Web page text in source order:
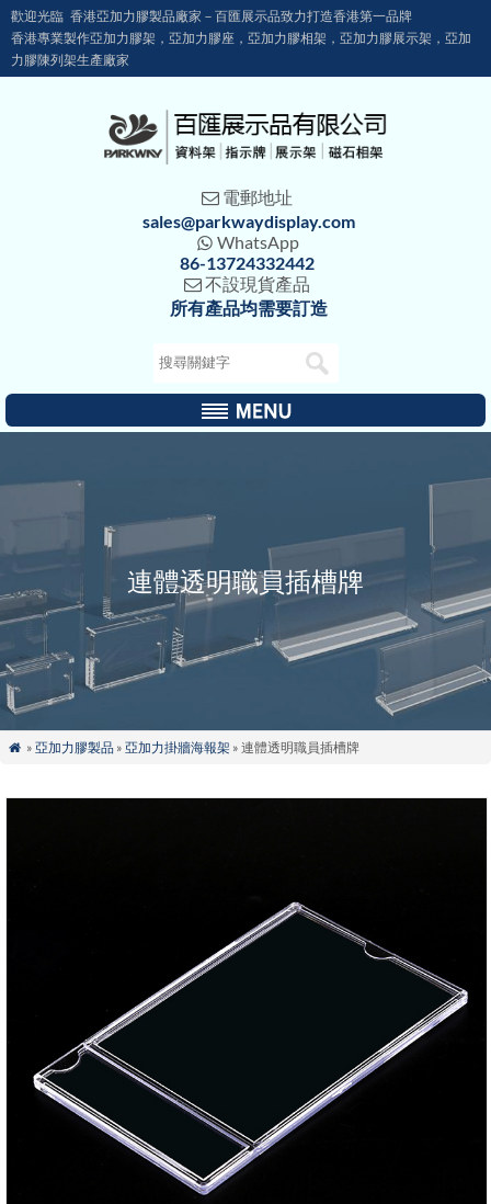
歡迎光臨 香港亞加力膠製品廠家－百匯展示品致力打造香港第一品牌
香港專業製作亞加力膠架，亞加力膠座，亞加力膠相架，亞加力膠展示架，亞加
力膠陳列架生產廠家
 電郵地址
sales@parkwaydisplay.com
 WhatsApp
86-13724332442
不設現貨產品
所有產品均需要訂造
連體透明職員插槽牌
 » 亞加力膠製品» 亞加力掛牆海報架» 連體透明職員插槽牌